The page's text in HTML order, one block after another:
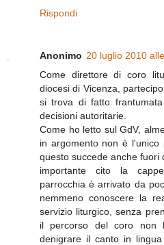
Rispondi
Anonimo 20 luglio 2010
Come direttore di coro
diocesi di Vicenza,
si trova di fatto
decisioni autoritarie.
Come ho letto sul GdV,
in argomento non è l'unico
questo succede anche fuori
importante cito la
parrocchia è arrivato da
nemmeno conoscere la
servizio liturgico, senza
il percorso del coro non
denigrare il canto in